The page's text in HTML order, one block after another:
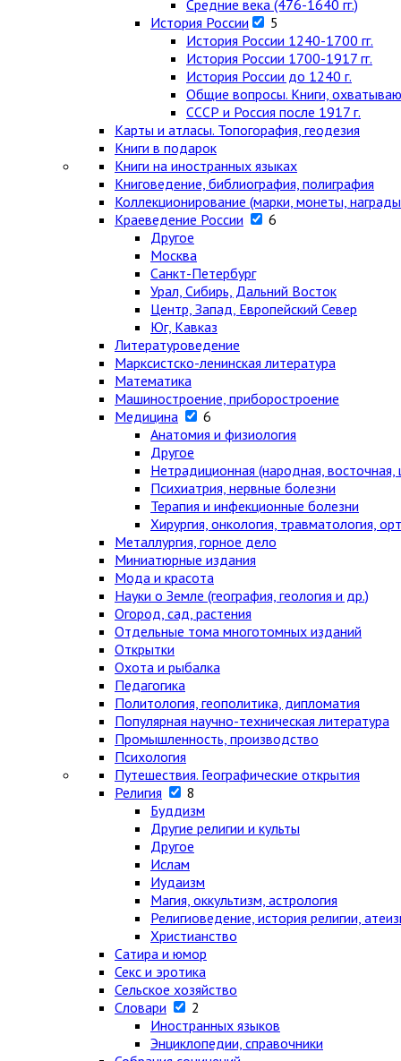
Средние века (476-1640 гг.)
История России
5
История России 1240-1700 гг.
История России 1700-1917 гг.
История России до 1240 г.
Общие вопросы. Книги,
СССР и Россия после 1917 г.
Карты и атласы. Топогорафия, геодезия
Книги в подарок
Книги на иностранных языках
Книговедение, библиография, полиграфия
Коллекционирование (марки, монеты,
Краеведение России
6
Другое
Москва
Санкт-Петербург
Урал, Сибирь, Дальний Восток
Центр, Запад, Европейский Север
Юг, Кавказ
Литературоведение
Марксистско-ленинская литература
Математика
Машиностроение, приборостроение
Медицина
6
Анатомия и физиология
Другое
Нетрадиционная (народная, восточная,
Психиатрия, нервные болезни
Терапия и инфекционные болезни
Хирургия, онкология, травматология,
Металлургия, горное дело
Миниатюрные издания
Мода и красота
Науки о Земле (география, геология и др.)
Огород, сад, растения
Отдельные тома многотомных изданий
Открытки
Охота и рыбалка
Педагогика
Политология, геополитика, дипломатия
Популярная научно-техническая литература
Промышленность, производство
Психология
Путешествия. Географические открытия
Религия
8
Буддизм
Другие религии и культы
Другое
Ислам
Иудаизм
Магия, оккультизм, астрология
Религиоведение, история религии,
Христианство
Сатира и юмор
Секс и эротика
Сельское хозяйство
Словари
2
Иностранных языков
Энциклопедии, справочники